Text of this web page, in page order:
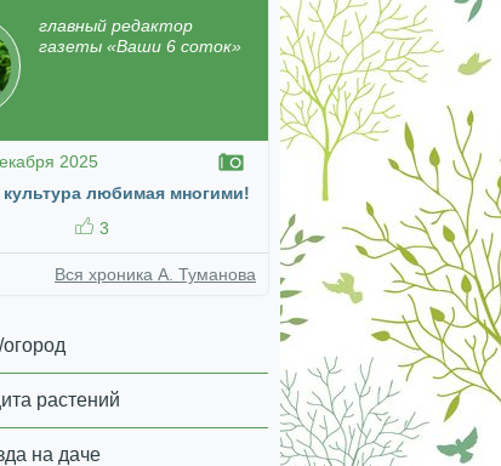
главный редактор
газеты «Ваши 6 соток»
2025
культура любимая многими!
3
Вся хроника А. Туманова
растений
на даче